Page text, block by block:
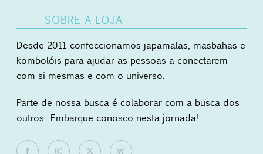
SOBRE A LOJA
Desde 2011 confeccionamos japamalas, masbahas e
kombolóis para ajudar as pessoas a conectarem
com si mesmas e com o universo.
Parte de nossa busca é colaborar com a busca dos
outros. Embarque conosco nesta jornada!